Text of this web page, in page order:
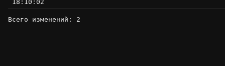
18:10:02
Всего изменений: 2